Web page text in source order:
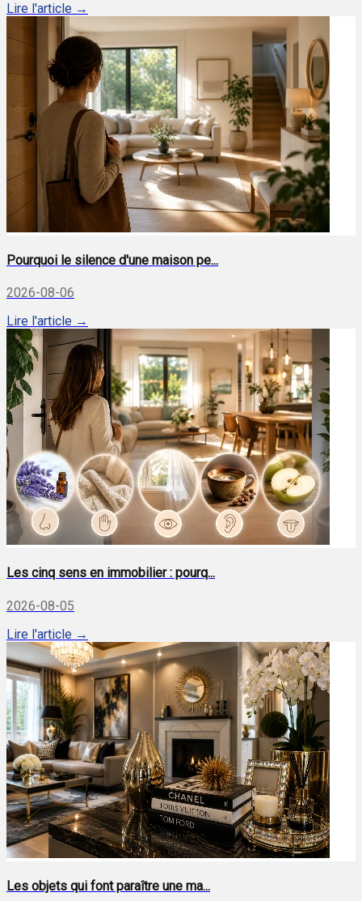
Lire l'article →
Pourquoi le silence d'une maison pe...
2026-08-06
Lire l'article →
Les cinq sens en immobilier : pourq...
2026-08-05
Lire l'article →
Les objets qui font paraître une ma...